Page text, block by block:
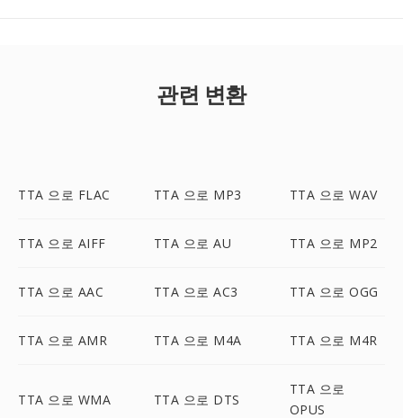
관련 변환
TTA 으로 FLAC TTA 으로 MP3 TTA 으로 WAV
TTA 으로 AIFF TTA 으로 AU TTA 으로 MP2
TTA 으로 AAC TTA 으로 AC3 TTA 으로 OGG
TTA 으로 AMR TTA 으로 M4A TTA 으로 M4R
TTA 으로 WMA TTA 으로 DTS
TTA 으로
OPUS